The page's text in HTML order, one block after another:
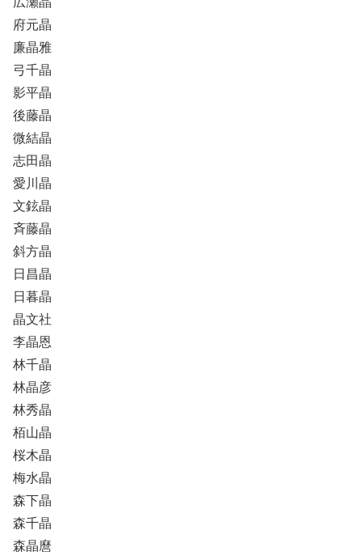
府元晶
廉晶雅
弓千晶
影平晶
後藤晶
微結晶
志田晶
愛川晶
文鉉晶
斉藤晶
斜方晶
日昌晶
日暮晶
晶文社
李晶恩
林千晶
林晶彦
林秀晶
栢山晶
桜木晶
梅水晶
森下晶
森千晶
森晶麿